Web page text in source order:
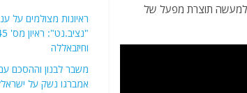
למעשה תוצרת מפעל של
ראיונות מצולמים על
וחיזבאללה
משבר לבנון וההסכם
אמברגו נשק על